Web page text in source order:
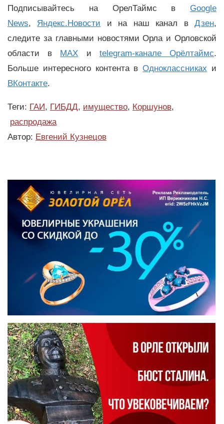
Подписывайтесь на ОрелТаймс в Google
News, Яндекс.Новости и на наш канал вДзен,
следите за главными новостями Орла и Орловской
области в MAX и telegram-канале Орёлтаймс.
Больше интересного контента вОдноклассниках и
ВКонтакте.
Теги: ГАИ, ГИБДД, имущество, Коршунов,
распродажа
Автор: Евгений Кузнецов